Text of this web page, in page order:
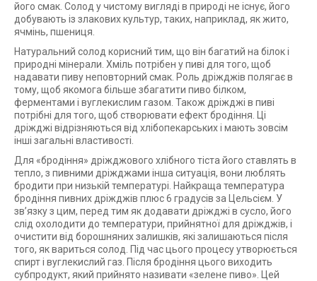
його смак. Солод у чистому вигляді в природі не існує, його
добувають із злакових культур, таких, наприклад, як жито,
ячмінь, пшениця.
Натуральний солод корисний тим, що він багатий на білок і
природні мінерали. Хміль потрібен у пиві для того, щоб
надавати пиву неповторний смак. Роль дріжджів полягає в
тому, щоб якомога більше збагатити пиво білком,
ферментами і вуглекислим газом. Також дріжджі в пиві
потрібні для того, щоб створювати ефект бродіння. Ці
дріжджі відрізняються від хлібопекарських і мають зовсім
інші загальні властивості.
Для «бродіння» дріжджового хлібного тіста його ставлять в
тепло, з пивними дріжджами інша ситуація, вони люблять
бродити при низькій температурі. Найкраща температура
бродіння пивних дріжджів плюс 6 градусів за Цельсієм. У
зв’язку з цим, перед тим як додавати дріжджі в сусло, його
слід охолодити до температури, прийнятної для дріжджів, і
очистити від борошняних залишків, які залишаються після
того, як вариться солод. Під час цього процесу утворюється
спирт і вуглекислий газ. Після бродіння цього виходить
субпродукт, який прийнято називати «зелене пиво». Цей